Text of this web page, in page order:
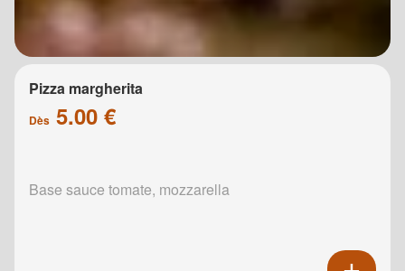
Pizza margherita
Dès 5.00 €
Base sauce tomate, mozzarella